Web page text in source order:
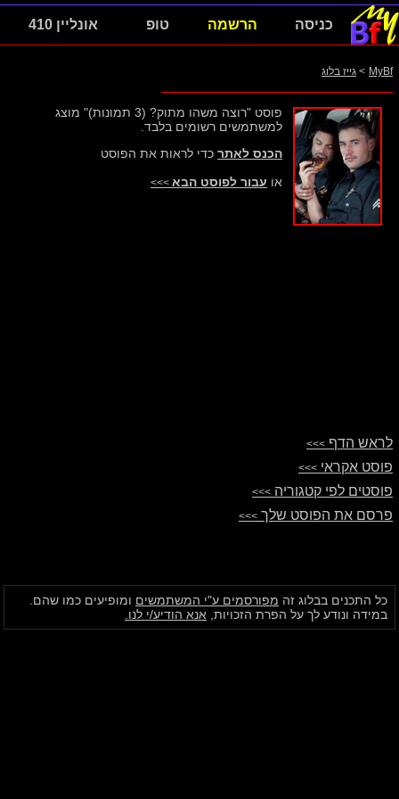
כניסה הרשמה טופ אונליין 410
MyBf
> גייז בלוג
פוסט "רוצה משהו מתוק? (3 תמונות)" מוצג
למשתמשים רשומים בלבד.
הכנס לאתר כדי לראות את הפוסט
או עבור לפוסט הבא >>>
לראש הדף >>>
פוסט אקראי >>>
פוסטים לפי קטגוריה >>>
פרסם את הפוסט שלך >>>
כל התכנים בבלוג זה מפורסמים ע"י המשתמשים ומופיעים כמו שהם.
במידה ונודע לך על הפרת הזכויות, אנא הודיע/י לנו.